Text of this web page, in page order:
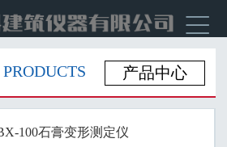

PRODUCTS 产品中心
100石膏变形测定仪